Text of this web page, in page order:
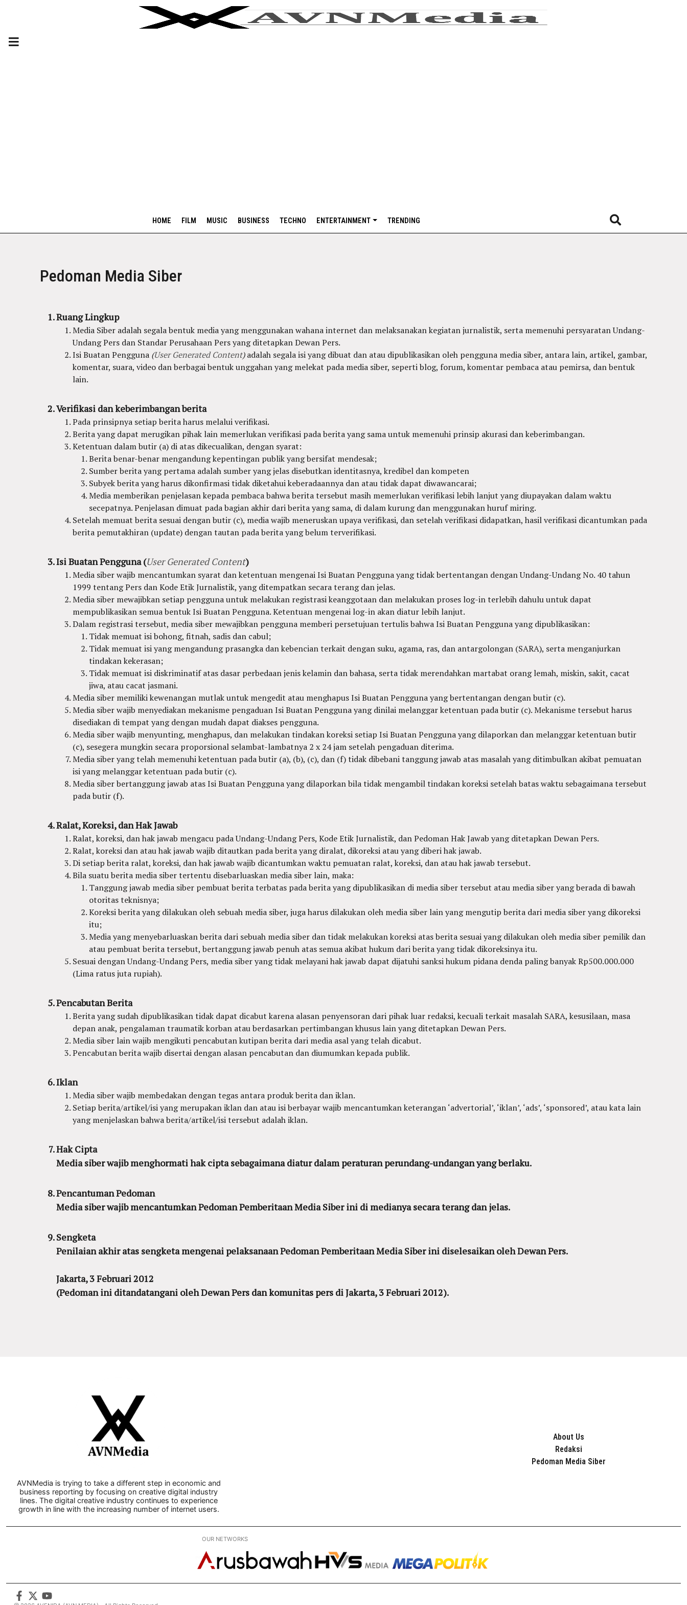
HOME FILM MUSIC BUSINESS TECHNO ENTERTAINMENT TRENDING
Pedoman Media Siber
Ruang Lingkup
Media Siber adalah segala bentuk media yang menggunakan wahana internet dan melaksanakan kegiatan jurnalistik, serta memenuhi persyaratan Undang-
Undang Pers dan Standar Perusahaan Pers yang ditetapkan Dewan Pers.
Isi Buatan Pengguna (User Generated Content)adalah segala isi yang dibuat dan atau dipublikasikan oleh pengguna media siber, antara lain, artikel, gambar,
komentar, suara, video dan berbagai bentuk unggahan yang melekat pada media siber, seperti blog, forum, komentar pembaca atau pemirsa, dan bentuk
lain.
Verifikasi dan keberimbangan berita
Pada prinsipnya setiap berita harus melalui verifikasi.
Berita yang dapat merugikan pihak lain memerlukan verifikasi pada berita yang sama untuk memenuhi prinsip akurasi dan keberimbangan.
Ketentuan dalam butir (a) di atas dikecualikan, dengan syarat:
Berita benar-benar mengandung kepentingan publik yang bersifat mendesak;
Sumber berita yang pertama adalah sumber yang jelas disebutkan identitasnya, kredibel dan kompeten
Subyek berita yang harus dikonfirmasi tidak diketahui keberadaannya dan atau tidak dapat diwawancarai;
Media memberikan penjelasan kepada pembaca bahwa berita tersebut masih memerlukan verifikasi lebih lanjut yang diupayakan dalam waktu
secepatnya. Penjelasan dimuat pada bagian akhir dari berita yang sama, di dalam kurung dan menggunakan huruf miring.
Setelah memuat berita sesuai dengan butir (c), media wajib meneruskan upaya verifikasi, dan setelah verifikasi didapatkan, hasil verifikasi dicantumkan pada
berita pemutakhiran (update) dengan tautan pada berita yang belum terverifikasi.
Isi Buatan Pengguna (User Generated Content)
Media siber wajib mencantumkan syarat dan ketentuan mengenai Isi Buatan Pengguna yang tidak bertentangan dengan Undang-Undang No. 40 tahun
1999 tentang Pers dan Kode Etik Jurnalistik, yang ditempatkan secara terang dan jelas.
Media siber mewajibkan setiap pengguna untuk melakukan registrasi keanggotaan dan melakukan proses log-in terlebih dahulu untuk dapat
mempublikasikan semua bentuk Isi Buatan Pengguna. Ketentuan mengenai log-in akan diatur lebih lanjut.
Dalam registrasi tersebut, media siber mewajibkan pengguna memberi persetujuan tertulis bahwa Isi Buatan Pengguna yang dipublikasikan:
Tidak memuat isi bohong, fitnah, sadis dan cabul;
Tidak memuat isi yang mengandung prasangka dan kebencian terkait dengan suku, agama, ras, dan antargolongan (SARA), serta menganjurkan
tindakan kekerasan;
Tidak memuat isi diskriminatif atas dasar perbedaan jenis kelamin dan bahasa, serta tidak merendahkan martabat orang lemah, miskin, sakit, cacat
jiwa, atau cacat jasmani.
Media siber memiliki kewenangan mutlak untuk mengedit atau menghapus Isi Buatan Pengguna yang bertentangan dengan butir (c).
Media siber wajib menyediakan mekanisme pengaduan Isi Buatan Pengguna yang dinilai melanggar ketentuan pada butir (c). Mekanisme tersebut harus
disediakan di tempat yang dengan mudah dapat diakses pengguna.
Media siber wajib menyunting, menghapus, dan melakukan tindakan koreksi setiap Isi Buatan Pengguna yang dilaporkan dan melanggar ketentuan butir
(c), sesegera mungkin secara proporsional selambat-lambatnya 2 x 24 jam setelah pengaduan diterima.
Media siber yang telah memenuhi ketentuan pada butir (a), (b), (c), dan (f) tidak dibebani tanggung jawab atas masalah yang ditimbulkan akibat pemuatan
isi yang melanggar ketentuan pada butir (c).
Media siber bertanggung jawab atas Isi Buatan Pengguna yang dilaporkan bila tidak mengambil tindakan koreksi setelah batas waktu sebagaimana tersebut
pada butir (f).
Ralat, Koreksi, dan Hak Jawab
Ralat, koreksi, dan hak jawab mengacu pada Undang-Undang Pers, Kode Etik Jurnalistik, dan Pedoman Hak Jawab yang ditetapkan Dewan Pers.
Ralat, koreksi dan atau hak jawab wajib ditautkan pada berita yang diralat, dikoreksi atau yang diberi hak jawab.
Di setiap berita ralat, koreksi, dan hak jawab wajib dicantumkan waktu pemuatan ralat, koreksi, dan atau hak jawab tersebut.
Bila suatu berita media siber tertentu disebarluaskan media siber lain, maka:
Tanggung jawab media siber pembuat berita terbatas pada berita yang dipublikasikan di media siber tersebut atau media siber yang berada di bawah
otoritas teknisnya;
Koreksi berita yang dilakukan oleh sebuah media siber, juga harus dilakukan oleh media siber lain yang mengutip berita dari media siber yang dikoreksi
itu;
Media yang menyebarluaskan berita dari sebuah media siber dan tidak melakukan koreksi atas berita sesuai yang dilakukan oleh media siber pemilik dan
atau pembuat berita tersebut, bertanggung jawab penuh atas semua akibat hukum dari berita yang tidak dikoreksinya itu.
Sesuai dengan Undang-Undang Pers, media siber yang tidak melayani hak jawab dapat dijatuhi sanksi hukum pidana denda paling banyak Rp500.000.000
(Lima ratus juta rupiah).
Pencabutan Berita
Berita yang sudah dipublikasikan tidak dapat dicabut karena alasan penyensoran dari pihak luar redaksi, kecuali terkait masalah SARA, kesusilaan, masa
depan anak, pengalaman traumatik korban atau berdasarkan pertimbangan khusus lain yang ditetapkan Dewan Pers.
Media siber lain wajib mengikuti pencabutan kutipan berita dari media asal yang telah dicabut.
Pencabutan berita wajib disertai dengan alasan pencabutan dan diumumkan kepada publik.
Iklan
Media siber wajib membedakan dengan tegas antara produk berita dan iklan.
Setiap berita/artikel/isi yang merupakan iklan dan atau isi berbayar wajib mencantumkan keterangan ‘advertorial’, ‘iklan’, ‘ads’, ‘sponsored’, atau kata lain
yang menjelaskan bahwa berita/artikel/isi tersebut adalah iklan.
Hak Cipta
Media siber wajib menghormati hak cipta sebagaimana diatur dalam peraturan perundang-undangan yang berlaku.
Pencantuman Pedoman
Media siber wajib mencantumkan Pedoman Pemberitaan Media Siber ini di medianya secara terang dan jelas.
Sengketa
Penilaian akhir atas sengketa mengenai pelaksanaan Pedoman Pemberitaan Media Siber ini diselesaikan oleh Dewan Pers.
Jakarta, 3 Februari 2012
(Pedoman ini ditandatangani oleh Dewan Pers dan komunitas pers di Jakarta, 3 Februari 2012).
AVNMedia is trying to take a different step in economic and
business reporting by focusing on creative digital industry
lines. The digital creative industry continues to experience
growth in line with the increasing number of internet users.
About Us
Redaksi
Pedoman Media Siber
OUR NETWORKS